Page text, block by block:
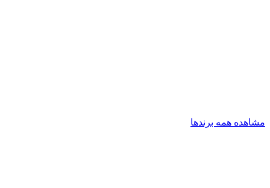
مشاهده همه برندها